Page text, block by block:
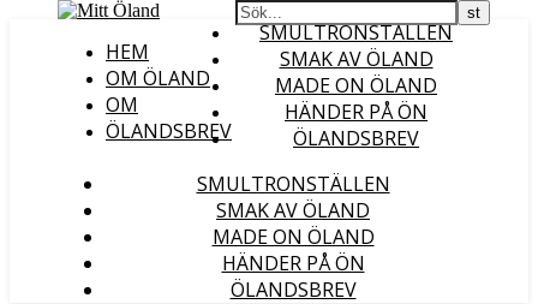
HEM
OM ÖLAND
OM
ÖLANDSBREV
SMULTRONSTÄLLEN
SMAK AV ÖLAND
MADE ON ÖLAND
HÄNDER PÅ ÖN
ÖLANDSBREV
SMULTRONSTÄLLEN
SMAK AV ÖLAND
MADE ON ÖLAND
HÄNDER PÅ ÖN
ÖLANDSBREV